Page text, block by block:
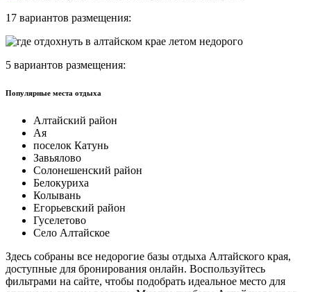
17 вариантов размещения:
5 вариантов размещения:
Популярные места отдыха
Алтайский район
Ая
поселок Катунь
Завьялово
Солонешенский район
Белокуриха
Колывань
Егорьевский район
Гуселетово
Село Алтайское
Здесь собраны все недорогие базы отдыха Алтайского края,
доступные для бронирования онлайн. Воспользуйтесь
фильтрами на сайте, чтобы подобрать идеальное место для